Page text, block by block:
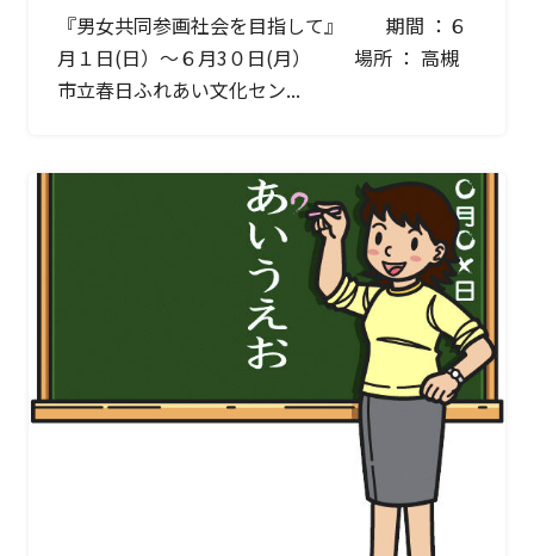
『男女共同参画社会を目指して』 期間 ：６
月１日(日）～６月3０日(月） 場所 ： 高槻
市立春日ふれあい文化セン...